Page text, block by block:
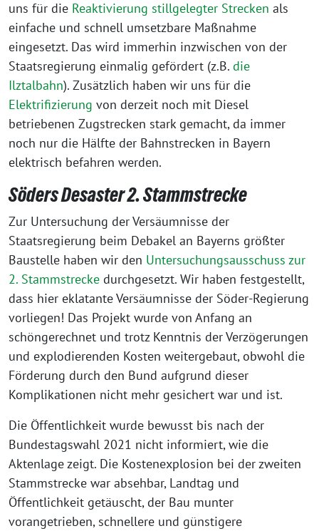
uns für die Reaktivierung stillgelegter Strecken als
einfache und schnell umsetzbare Maßnahme
eingesetzt. Das wird immerhin inzwischen von der
Staatsregierung einmalig gefördert (z.B. die
Ilztalbahn). Zusätzlich haben wir uns für die
Elektrifizierung von derzeit noch mit Diesel
betriebenen Zugstrecken stark gemacht, da immer
noch nur die Hälfte der Bahnstrecken in Bayern
elektrisch befahren werden.
Söders Desaster 2. Stammstrecke
Zur Untersuchung der Versäumnisse der
Staatsregierung beim Debakel an Bayerns größter
Baustelle haben wir den Untersuchungsausschuss zur
2. Stammstrecke durchgesetzt. Wir haben festgestellt,
dass hier eklatante Versäumnisse der Söder-Regierung
vorliegen! Das Projekt wurde von Anfang an
schöngerechnet und trotz Kenntnis der Verzögerungen
und explodierenden Kosten weitergebaut, obwohl die
Förderung durch den Bund aufgrund dieser
Komplikationen nicht mehr gesichert war und ist.
Die Öffentlichkeit wurde bewusst bis nach der
Bundestagswahl 2021 nicht informiert, wie die
Aktenlage zeigt. Die Kostenexplosion bei der zweiten
Stammstrecke war absehbar, Landtag und
Öffentlichkeit getäuscht, der Bau munter
vorangetrieben, schnellere und günstigere